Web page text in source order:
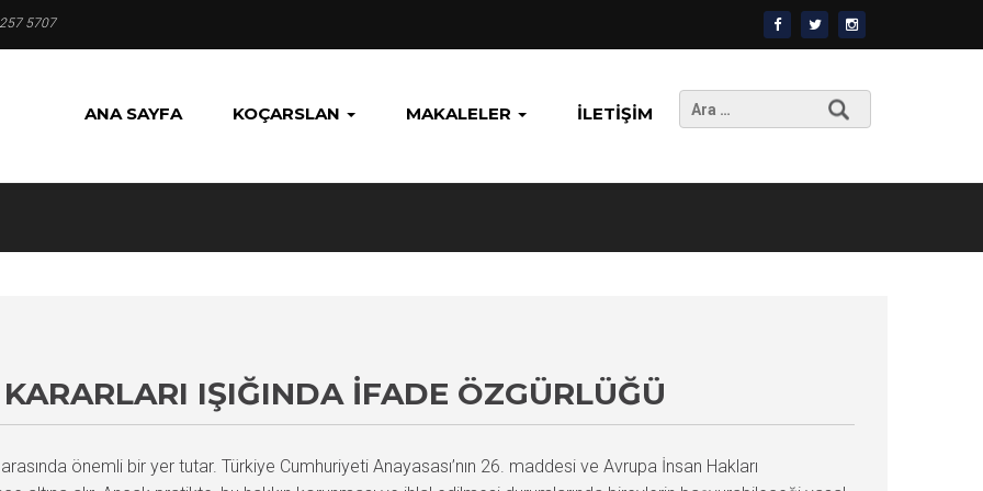
5707
ANA SAYFA KOÇARSLAN MAKALELER İLETIŞIM
Arama:
IŞIĞINDA İFADE ÖZGÜRLÜĞÜ
önemli bir yer tutar. Türkiye Cumhuriyeti Anayasası’nın 26. maddesi ve Avrupa İnsan Hakları